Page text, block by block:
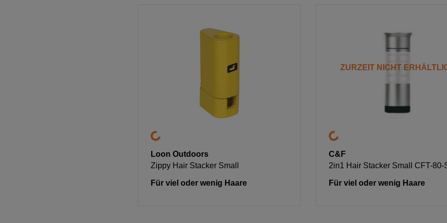
Loon Outdoors
Zippy Hair Stacker Small
Für viel oder wenig Haare
ZURZEIT NICHT
C&F
2in1 Hair Stacker Small CFT-80-
Für viel oder wenig Haare